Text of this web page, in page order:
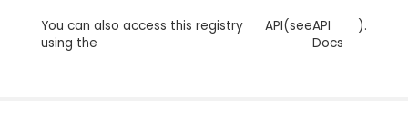
You can also access this registry
using the
API(seeAPI
Docs
).